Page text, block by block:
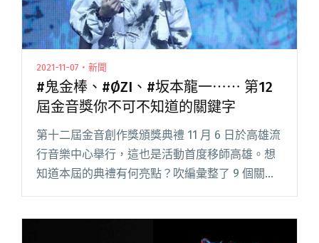
2021-11-07・新聞
#鬼金棒、#ØZI、#坂本龍一⋯⋯ 第12
屆金音獎你不可不知道的關鍵字
第十二屆金音創作獎頒獎典禮 11 月 6 日於高雄流
行音樂中心舉行，這也是活動首度移師高雄。想
知道本屆的典禮有何亮點？吹編彙整了 9 個關鍵
字，現在就讓我們一起來看看。 #高雄 金音創作